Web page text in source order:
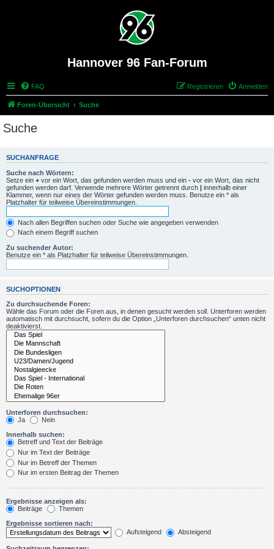
Hannover 96 Fan-Forum
FAQ Anmelden
Registrieren
Foren-Übersicht Suche
Suche
SUCHANFRAGE
Suche nach Wörtern:
Setze ein + vor ein Wort, das gefunden werden muss und ein - vor ein Wort, das nicht
gefunden werden darf. Verwende mehrere Wörter getrennt durch | innerhalb einer
Klammer, wenn nur eines der Wörter gefunden werden muss. Benutze ein * als
Platzhalter für teilweise Übereinstimmungen.
Nach allen Begriffen suchen oder Suche wie angegeben verwenden
Nach einem Begriff suchen
Zu suchender Autor:
Benutze ein * als Platzhalter für teilweise Übereinstimmungen.
SUCHOPTIONEN
Zu durchsuchende Foren:
Wähle das Forum oder die Foren aus, in denen gesucht werden soll. Unterforen werden
automatisch mit durchsucht, sofern du die Option „Unterforen durchsuchen“ unten nicht
deaktivierst.
Unterforen durchsuchen:
Ja
Nein
Innerhalb suchen:
Betreff und Text der Beiträge
Nur im Text der Beiträge
Nur im Betreff der Themen
Nur im ersten Beitrag der Themen
Ergebnisse anzeigen als:
Beiträge
Themen
Ergebnisse sortieren nach:
Aufsteigend
Absteigend